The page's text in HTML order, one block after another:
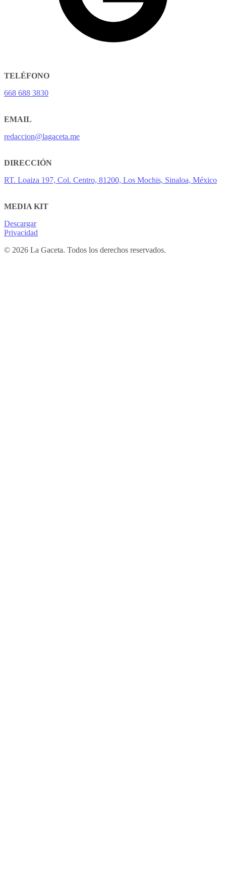
TELÉFONO
668 688 3830
EMAIL
redaccion@lagaceta.me
DIRECCIÓN
RT. Loaiza 197, Col. Centro, 81200, Los Mochis, Sinaloa, México
MEDIA KIT
Descargar
Privacidad
© 2026 La Gaceta. Todos los derechos reservados.